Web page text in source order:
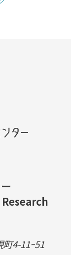
町4-11ｰ51